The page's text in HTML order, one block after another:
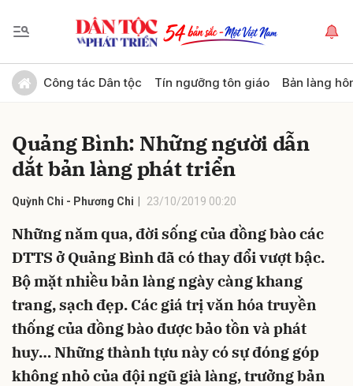
Công tác Dân tộc Tín ngưỡng tôn giáo Bản làng
Quảng Bình: Những người dẫn
dắt bản làng phát triển
Quỳnh Chi - Phương Chi 23/10/2019 00:20
Những năm qua, đời sống của đồng bào các
DTTS ở Quảng Bình đã có thay đổi vượt bậc.
Bộ mặt nhiều bản làng ngày càng khang
trang, sạch đẹp. Các giá trị văn hóa truyền
thống của đồng bào được bảo tồn và phát
huy… Những thành tựu này có sự đóng góp
không nhỏ của đội ngũ già làng, trưởng bản
Gửi bình luận
Hủy Gửi